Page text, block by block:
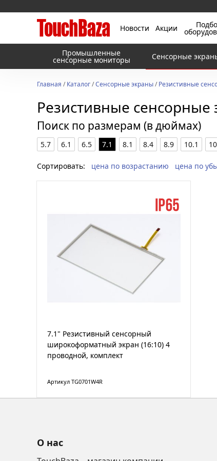
Новости Акции
Промышленные
сенсорные мониторы Сенсорные
Главная /Каталог/Сенсорные экраны/Резистивные
Резистивные сенсорные
Поиск по размерам (в дюймах)
5.7 6.1 6.5 7.1 8.1 8.4 8.9 10.1
Сортировать: цена по возрастанию цена по
7.1" Резистивный сенсорный
широкоформатный экран (16:10) 4
проводной, комплект
Артикул TG0701W4R
О нас